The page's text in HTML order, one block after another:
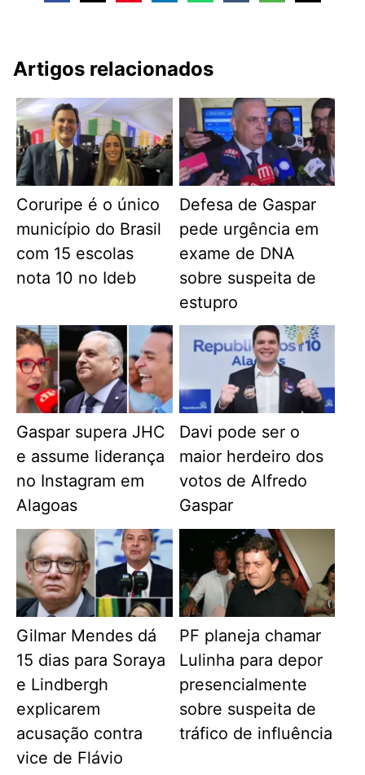
Artigos relacionados
Coruripe é o único
município do Brasil
com 15 escolas
nota 10 no Ideb
Defesa de Gaspar
pede urgência em
exame de DNA
sobre suspeita de
estupro
Gaspar supera JHC
e assume liderança
no Instagram em
Alagoas
Davi pode ser o
maior herdeiro dos
votos de Alfredo
Gaspar
Gilmar Mendes dá
15 dias para Soraya
e Lindbergh
explicarem
acusação contra
vice de Flávio
PF planeja chamar
Lulinha para depor
presencialmente
sobre suspeita de
tráfico de influência